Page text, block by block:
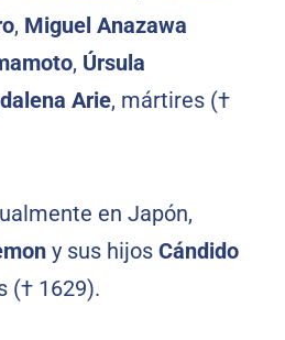
, Miguel Anazawa
, Úrsula
Arie, mártires (†
en Japón,
y sus hijos Cándido
(† 1629).